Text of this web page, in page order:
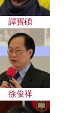
譚寶碩
徐俊祥